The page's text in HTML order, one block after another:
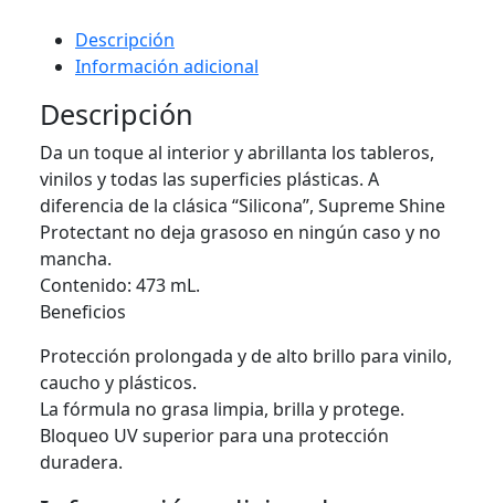
Descripción
Información adicional
Descripción
Da un toque al interior y abrillanta los tableros,
vinilos y todas las superficies plásticas. A
diferencia de la clásica “Silicona”, Supreme Shine
Protectant no deja grasoso en ningún caso y no
mancha.
Contenido: 473 mL.
Beneficios
Protección prolongada y de alto brillo para vinilo,
caucho y plásticos.
La fórmula no grasa limpia, brilla y protege.
Bloqueo UV superior para una protección
duradera.